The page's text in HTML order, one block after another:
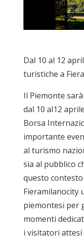
Dal 10 al 12
turistiche a
Il Piemonte
dal 10 al12
Borsa
importante
al turismo
sia al pubblico
questo
Fieramilanocity
piemontesi per
momenti
i visitatori attesi